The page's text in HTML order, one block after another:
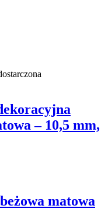
– 10,5 mm,
matowa